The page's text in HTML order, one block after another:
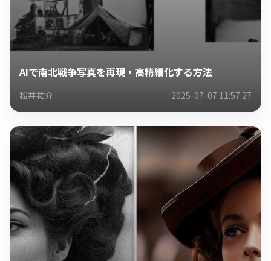
AIで南北戦争写真を再現・高精細化する方法
松井祐介 2025-07-07 11:57:27